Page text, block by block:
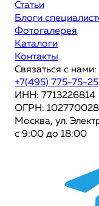
Статьи
Блоги
Фотогалерея
Каталоги
Контакты
Связаться с нами:
+7(495) 775-75-25
ИНН: 7713226814
ОГРН:
Москва, ул.
с 9:00 до 18:00